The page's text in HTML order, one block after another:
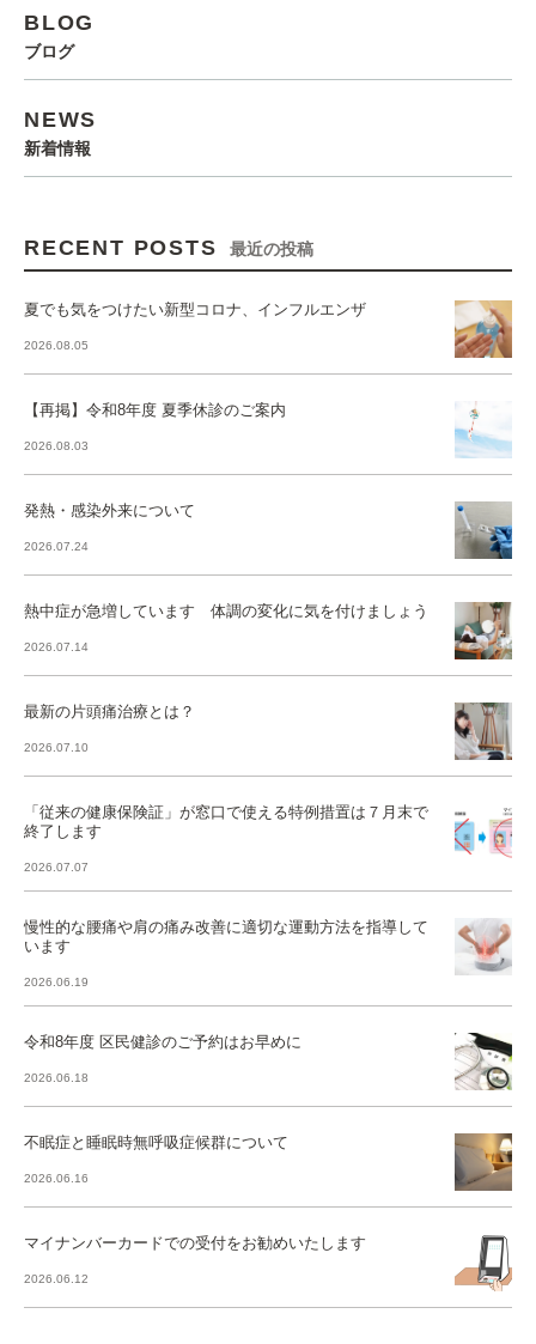
BLOG
ブログ
NEWS
新着情報
RECENT POSTS 最近の投稿
夏でも気をつけたい新型コロナ、インフルエンザ
2026.08.05
【再掲】令和8年度 夏季休診のご案内
2026.08.03
発熱・感染外来について
2026.07.24
熱中症が急増しています 体調の変化に気を付けましょう
2026.07.14
最新の片頭痛治療とは？
2026.07.10
「従来の健康保険証」が窓口で使える特例措置は７月末で
終了します
2026.07.07
慢性的な腰痛や肩の痛み改善に適切な運動方法を指導して
います
2026.06.19
令和8年度 区民健診のご予約はお早めに
2026.06.18
不眠症と睡眠時無呼吸症候群について
2026.06.16
マイナンバーカードでの受付をお勧めいたします
2026.06.12